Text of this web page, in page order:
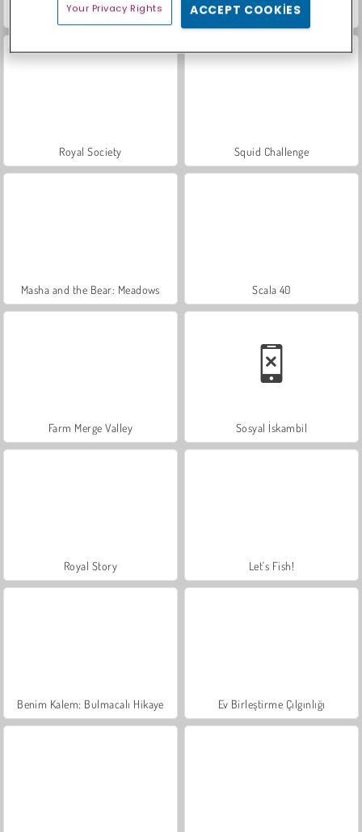
Çöp Adam: Köprü Çiz Kabalık Kontrolü
Royal Society Squid Challenge
Masha and the Bear: Meadows Scala 40
Farm Merge Valley Sosyal İskambil
Royal Story Let's Fish!
Benim Kalem: Bulmacalı Hikaye Ev Birleştirme Çılgınlığı
Your Privacy Rights ACCEPT COOKIES